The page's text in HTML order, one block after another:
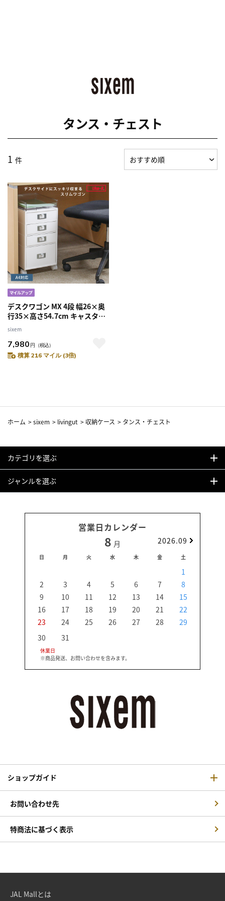
タンス・チェスト
1 件
デスクワゴン MX 4段 幅26×奥
行35×高さ54.7cm キャスター
スリム （ サイドチェスト サイ
ター付き A4 テーブル下 デスク
下 日本製 ホワイト 白 小物収納
sixem
7,980 円 （税込）
積算 216 マイル (3倍)
ホーム >sixem > livingut >収納ケース > タンス・チェスト
カテゴリを選ぶ
ジャンルを選ぶ
営業日カレンダー
8 月 2026.09
日 月 火 水 木 金 土
1
2
3 4 5 6 7
8
9
10 11 12 13 14
15
16
17 18 19 20 21
22
23
24 25 26 27 28
29
30
31
休業日
※商品発送、お問い合わせを含みます。
ショップガイド
お問い合わせ先
特商法に基づく表示
JAL Mallとは